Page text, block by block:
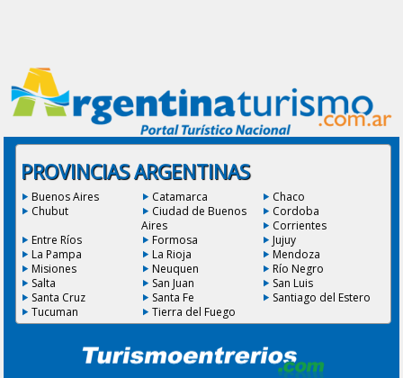
PROVINCIAS ARGENTINAS
Buenos Aires Catamarca
Chaco
Chubut
Ciudad de Buenos
Aires
Cordoba
Corrientes
Entre Ríos
Formosa
Jujuy
La Pampa
La Rioja
Mendoza
Misiones
Neuquen
Río Negro
Salta
San Juan
San Luis
Santa Cruz
Santa Fe
Santiago del Estero
Tucuman
Tierra del Fuego